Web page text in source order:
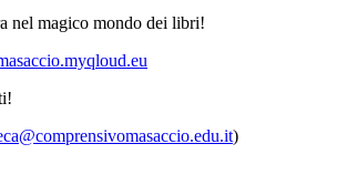
nel magico mondo dei libri!
)